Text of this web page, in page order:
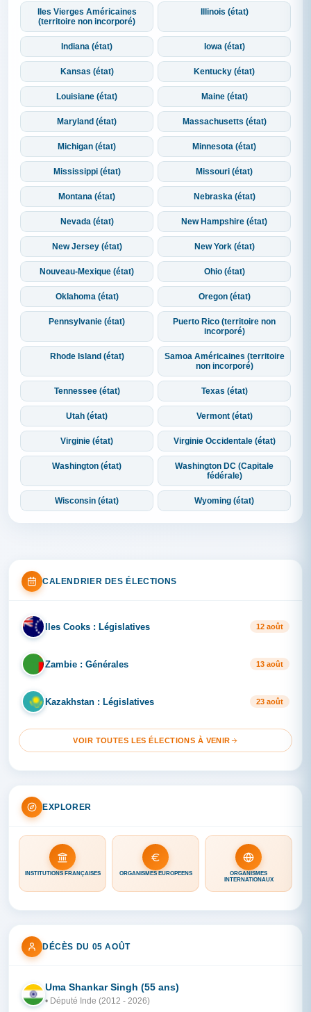
Iles Vierges Américaines
(territoire non incorporé)
Illinois (état)
Indiana (état) Iowa (état)
Kansas (état) Kentucky (état)
Louisiane (état) Maine (état)
Maryland (état) Massachusetts (état)
Michigan (état) Minnesota (état)
Mississippi (état) Missouri (état)
Montana (état) Nebraska (état)
Nevada (état) New Hampshire (état)
New Jersey (état) New York (état)
Nouveau-Mexique (état) Ohio (état)
Oklahoma (état) Oregon (état)
Pennsylvanie (état)
Puerto Rico (territoire non
incorporé)
Rhode Island (état)
Samoa Américaines (territoire
non incorporé)
Tennessee (état) Texas (état)
Utah (état) Vermont (état)
Virginie (état) Virginie Occidentale (état)
Washington (état)
Washington DC (Capitale
fédérale)
Wisconsin (état) Wyoming (état)
CALENDRIER DES ÉLECTIONS
IL Iles Cooks : Législatives 12 août
ZA Zambie : Générales 13 août
KA Kazakhstan : Législatives 23 août
VOIR TOUTES LES ÉLECTIONS À VENIR
EXPLORER
INSTITUTIONS FRANÇAISES ORGANISMES EUROPÉENS
ORGANISMES
INTERNATIONAUX
DÉCÈS DU 05 AOÛT
IN
Uma Shankar Singh (55 ans)
• Député Inde (2012 - 2026)